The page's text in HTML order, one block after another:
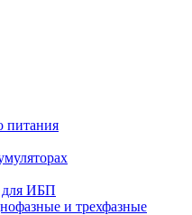
питания
ИБП
и трехфазные